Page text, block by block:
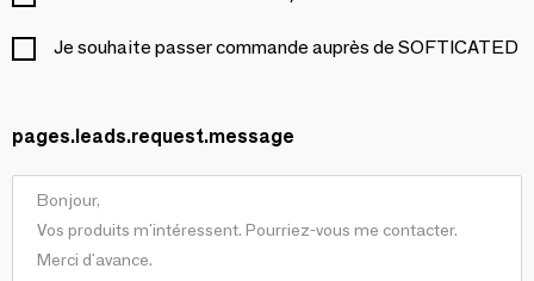
Je souhaite passer commande auprès de SOFTICATED
pages.leads.request.message